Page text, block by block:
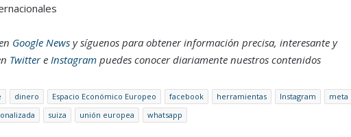
Google Newsy síguenos para obtener información precisa, interesante y
Twittere Instagrampuedes conocer diariamente nuestros contenidos
dinero Espacio Económico Europeo facebook herramientas Instagram
meta
suiza unión europea whatsapp